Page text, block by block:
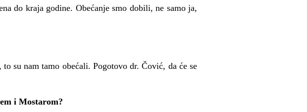
do kraja godine. Obećanje smo dobili, ne samo ja,
su nam tamo obećali. Pogotovo dr. Čović, da će se
i Mostarom?